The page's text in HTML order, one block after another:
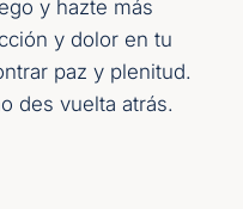
y hazte más
y dolor en tu
paz y plenitud.
des vuelta atrás.